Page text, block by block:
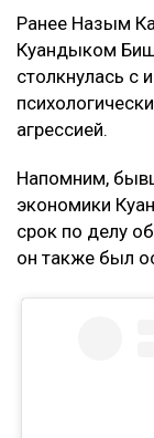
Ранее Назым
Куандыком
столкнулась с
агрессией.
Напомним,
экономики
срок по делу
он также был